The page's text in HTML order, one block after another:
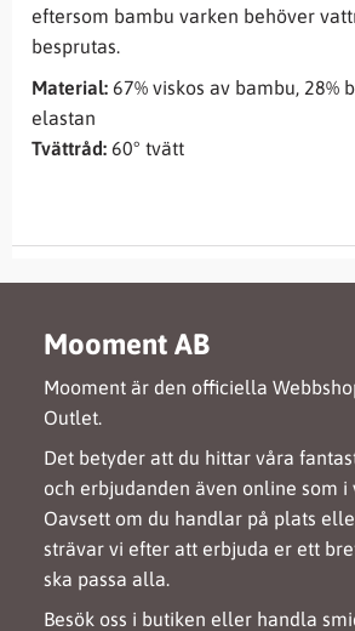
eftersom bambu varken behöver
besprutas.
Material: 67% viskos av bambu, 28%
elastan
Tvättråd: 60° tvätt
Mooment AB
Mooment är den officiella
Outlet.
Det betyder att du hittar våra
och erbjudanden även online som i
Oavsett om du handlar på plats
strävar vi efter att erbjuda er ett
ska passa alla.
Besök oss i butiken eller handla